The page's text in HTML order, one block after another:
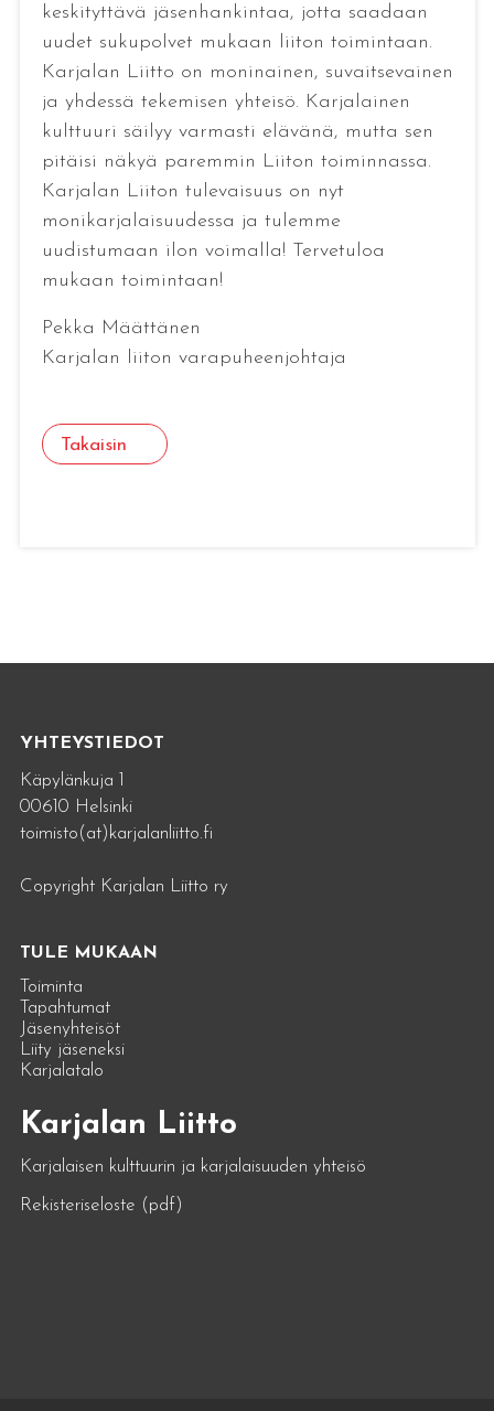
keskityttävä jäsenhankintaa, jotta saadaan
uudet sukupolvet mukaan liiton toimintaan.
Karjalan Liitto on moninainen, suvaitsevainen
ja yhdessä tekemisen yhteisö. Karjalainen
kulttuuri säilyy varmasti elävänä, mutta sen
pitäisi näkyä paremmin Liiton toiminnassa.
Karjalan Liiton tulevaisuus on nyt
monikarjalaisuudessa ja tulemme
uudistumaan ilon voimalla! Tervetuloa
mukaan toimintaan!
Pekka Määttänen
Karjalan liiton varapuheenjohtaja
Takaisin
YHTEYSTIEDOT
Käpylänkuja 1
00610 Helsinki
toimisto(at)karjalanliitto.fi
Copyright Karjalan Liitto ry
TULE MUKAAN
Toiminta
Tapahtumat
Jäsenyhteisöt
Liity jäseneksi
Karjalatalo
Karjalan Liitto
Karjalaisen kulttuurin ja karjalaisuuden yhteisö
Rekisteriseloste (pdf)